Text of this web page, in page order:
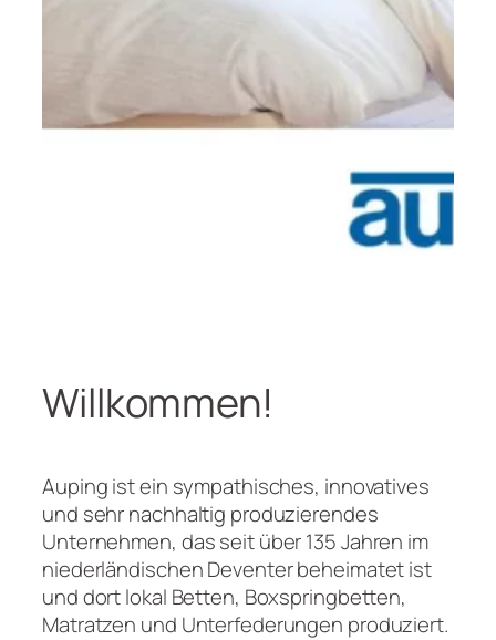
Willkommen!
Auping ist ein sympathisches, innovatives
und sehr nachhaltig produzierendes
Unternehmen, das seit über 135 Jahren im
niederländischen Deventer beheimatet ist
und dort lokal Betten, Boxspringbetten,
Matratzen und Unterfederungen produziert.